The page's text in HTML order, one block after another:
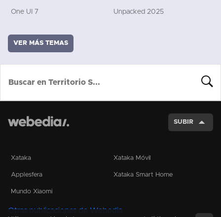
One UI 7 Unpacked 2025
VER MÁS TEMAS
SUBIR
Xataka Xataka Móvil
Applesfera Xataka Smart Home
Mundo Xiaomi
Otras publicaciones de Webedia